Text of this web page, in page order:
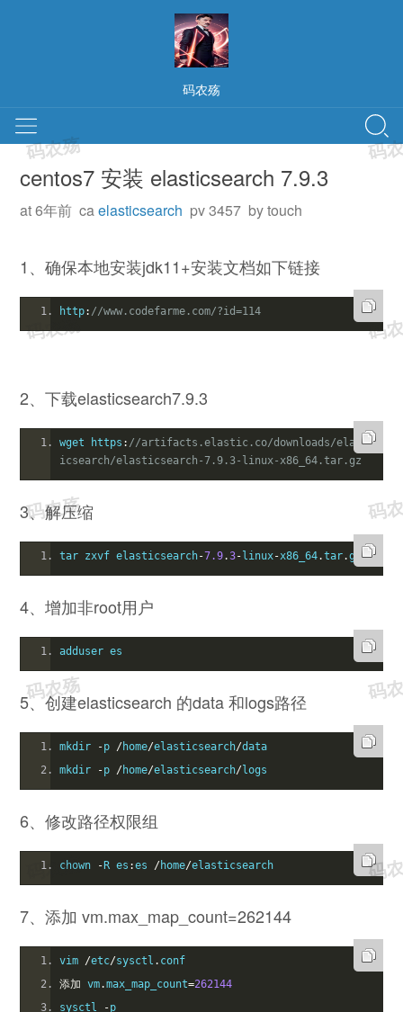
码农殇
centos7 安装 elasticsearch 7.9.3
at 6年前 caelasticsearch pv 3457 by touch
1、确保本地安装jdk11+安装文档如下链接
http: //www.codefarme.com/?id=114
2、下载elasticsearch7.9.3
wget https : //artifacts.elastic.co/downloads/elast
icsearch/elasticsearch-7.9.3-linux-x86_64.tar.gz
3、解压缩
tar zxvf elasticsearch-7.9.3- linux-x86_64.tar.gz
4、增加非root用户
adduser es
5、创建elasticsearch 的data 和logs路径
mkdir -p /home/elasticsearch/data
mkdir
-p /home/elasticsearch/logs
6、修改路径权限组
chown - R es :es /home/elasticsearch
7、添加 vm.max_map_count=262144
vim /etc/sysctl . conf
添加 vm.max_map_count=262144
sysctl
-p